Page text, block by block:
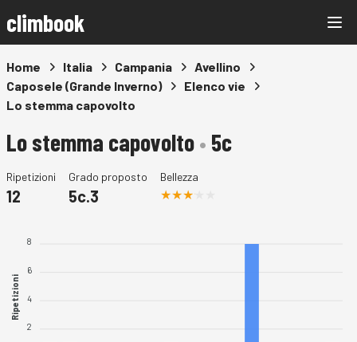
climbook
Home Italia Campania
Avellino
Caposele (Grande Inverno)
Elenco vie
Lo stemma capovolto
Lo stemma capovolto• 5c
Ripetizioni
12
Grado proposto
5c.3
Bellezza
8
6
4
2
Ripetizioni